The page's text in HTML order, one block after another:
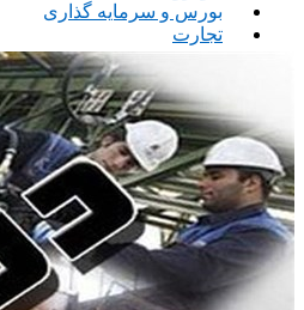
بورس و سرمایه گذاری
تجارت